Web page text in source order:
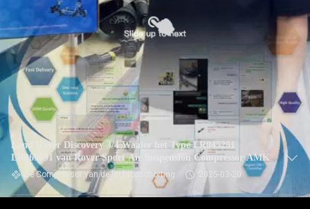
Land Rover Discovery 3/4 Waaier het Type LR045251
LR069691 van Rover Sport Air Suspension Compressor AMK
De Compressor van de luchtopschorting 2025-03-20